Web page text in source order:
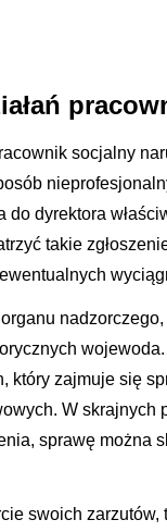
socjalny
dyrektora
takie
który zajmuje się
W skrajnych
sprawę można
swoich